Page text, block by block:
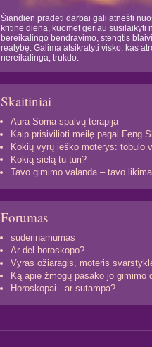
Šiandien pradėti darbai gali atnešti
kritinė diena, kuomet geriau susilaikyti
bereikalingo bendravimo, stengtis
realybę. Galima atsikratyti visko, kas
nereikalinga, trukdo.
Skaitiniai
Aura Soma spalvų terapija
Kaip prisivilioti meilę pagal Feng
Kokių vyrų ieško moterys: tobulo
Kokią sielą tu turi?
Tavo gimimo valanda – tavo
Forumas
suderinamumas
Ar del horoskopo?
Vyras ožiaragis, moteris
Ką apie žmogų pasako jo gimimo
Horoskopai - ar sutampa?